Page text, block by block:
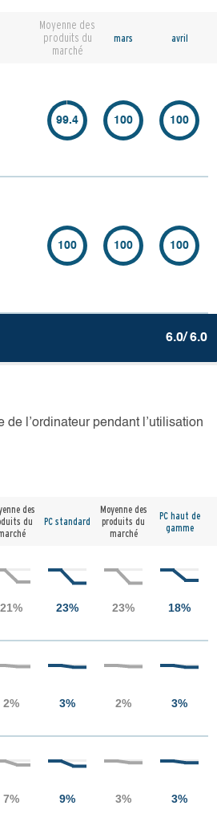
Moyenne des
produits du
marché
mars avril
99.4 100 100
100 100 100
6.0/ 6.0
l’ordinateur pendant l’utilisation
des
du
PC standard
Moyenne des
produits du
marché
PC haut de
gamme